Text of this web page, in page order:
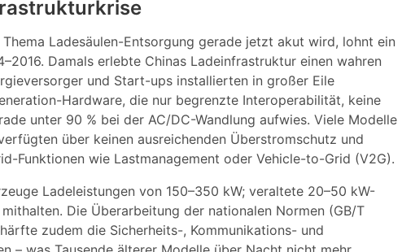
Ladesäulen-Entsorgung gerade jetzt akut wird, lohnt ein
Damals erlebte Chinas Ladeinfrastruktur einen wahren
und Start-ups installierten in großer Eile
Hardware, die nur begrenzte Interoperabilität, keine
unter 90 % bei der AC/DC-Wandlung aufwies. Viele Modelle
über keinen ausreichenden Überstromschutz und
Funktionen wie Lastmanagement oder Vehicle-to-Grid (V2G).
Ladeleistungen von 150–350 kW; veraltete 20–50 kW-
Die Überarbeitung der nationalen Normen (GB/T
zudem die Sicherheits-, Kommunikations- und